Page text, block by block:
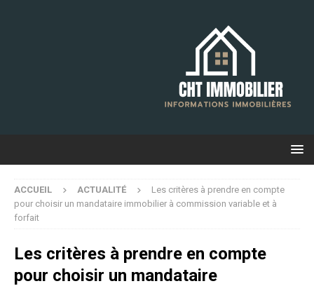
ACCUEIL ACTUALITÉ
Les critères à prendre en compte
pour choisir un mandataire immobilier à commission variable et à
forfait
Les critères à prendre en compte
pour choisir un mandataire